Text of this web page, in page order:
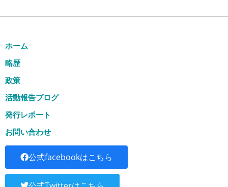
ホーム
略歴
政策
活動報告ブログ
発行レポート
お問い合わせ
公式facebookはこちら